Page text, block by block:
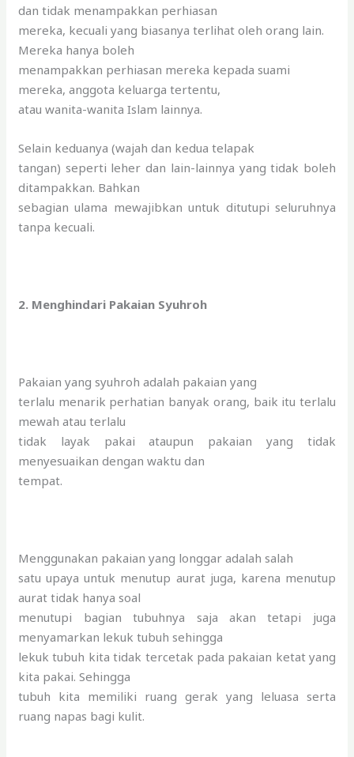
dan tidak menampakkan perhiasan
mereka, kecuali yang biasanya terlihat oleh orang lain.
Mereka hanya boleh
menampakkan perhiasan mereka kepada suami
mereka, anggota keluarga tertentu,
atau wanita-wanita Islam lainnya.
Selain keduanya (wajah dan kedua telapak
tangan) seperti leher dan lain-lainnya yang tidak boleh
ditampakkan. Bahkan
sebagian ulama mewajibkan untuk ditutupi seluruhnya
tanpa kecuali.
2. Menghindari Pakaian Syuhroh
Pakaian yang syuhroh adalah pakaian yang
terlalu menarik perhatian banyak orang, baik itu terlalu
mewah atau terlalu
tidak layak pakai ataupun pakaian yang tidak
menyesuaikan dengan waktu dan
tempat.
Menggunakan pakaian yang longgar adalah salah
satu upaya untuk menutup aurat juga, karena menutup
aurat tidak hanya soal
menutupi bagian tubuhnya saja akan tetapi juga
menyamarkan lekuk tubuh sehingga
lekuk tubuh kita tidak tercetak pada pakaian ketat yang
kita pakai. Sehingga
tubuh kita memiliki ruang gerak yang leluasa serta
ruang napas bagi kulit.